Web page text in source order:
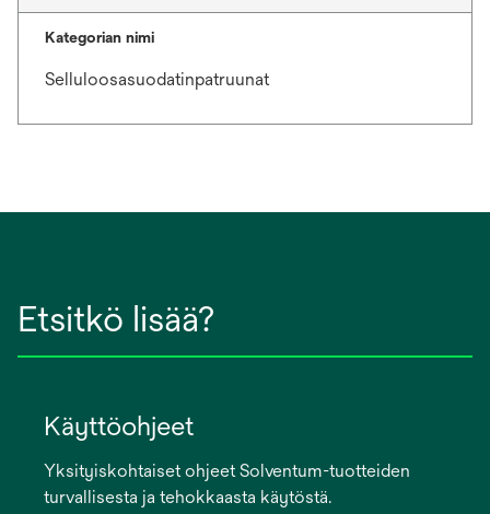
Kategorian nimi
Selluloosasuodatinpatruunat
Etsitkö lisää?
Käyttöohjeet
Yksityiskohtaiset ohjeet Solventum-tuotteiden
turvallisesta ja tehokkaasta käytöstä.